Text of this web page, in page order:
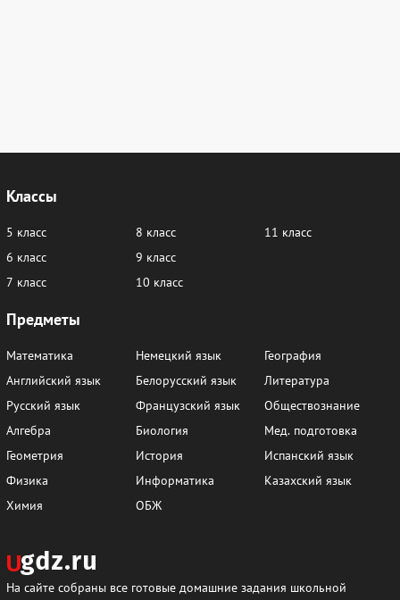
Классы
5 класс
6 класс
7 класс
8 класс
9 класс
10 класс
11 класс
Предметы
Математика
Английский язык
Русский язык
Алгебра
Геометрия
Физика
Химия
Немецкий язык
Белорусский язык
Французский язык
Биология
История
Информатика
ОБЖ
География
Литература
Обществознание
Мед. подготовка
Испанский язык
Казахский язык
На сайте собраны все готовые домашние задания школьной